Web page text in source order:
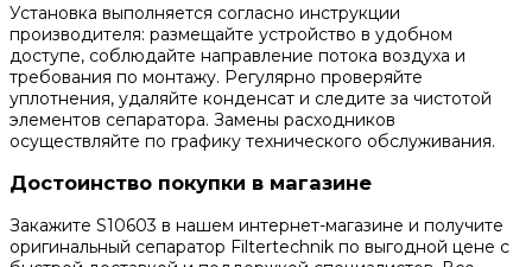
Установка выполняется согласно инструкции
производителя: размещайте устройство в удобном
доступе, соблюдайте направление потока воздуха и
требования по монтажу. Регулярно проверяйте
уплотнения, удаляйте конденсат и следите за чистотой
элементов сепаратора. Замены расходников
осуществляйте по графику технического обслуживания.
Достоинство покупки в магазине
Закажите S10603 в нашем интернет-магазине и получите
оригинальный сепаратор Filtertechnik по выгодной цене с